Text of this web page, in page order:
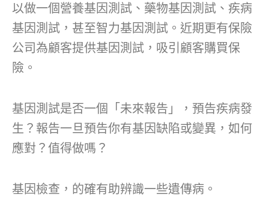
以做一個營養基因測試、藥物基因測試、疾病
基因測試，甚至智力基因測試。近期更有保險
公司為顧客提供基因測試，吸引顧客購買保
險。
基因測試是否一個「未來報告」，預告疾病發
生？報告一旦預告你有基因缺陷或變異，如何
應對？值得做嗎？
基因檢查，的確有助辨識一些遺傳病。